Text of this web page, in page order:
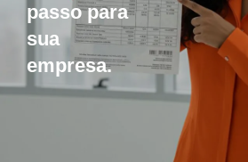
passo para
sua
empresa.